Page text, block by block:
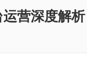
营深度解析